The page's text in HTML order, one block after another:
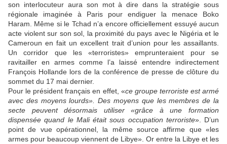
son interlocuteur aura son mot à dire dans la stratégie sous
régionale imaginée à Paris pour endiguer la menace Boko
Haram. Même si le Tchad n’a encore officiellement essuyé aucun
acte violent sur son sol, la proximité du pays avec le Nigéria et le
Cameroun en fait un excellent trait d’union pour les assaillants.
Un corridor que les «terroristes» emprunteraient pour se
ravitailler en armes comme l’a laissé entendre indirectement
François Hollande lors de la conférence de presse de clôture du
sommet du 17 mai dernier.
Pour le président français en effet, «ce groupe terroriste est armé
avec des moyens lourds». Des moyens que les membres de la
secte peuvent désormais utiliser «grâce à une formation
dispensée quand le Mali était sous occupation terroriste». D’un
point de vue opérationnel, la même source affirme que «les
armes pour beaucoup viennent de Libye». Or entre la Libye et les